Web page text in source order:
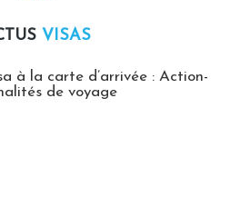
VISAS
à la carte d’arrivée : Action-
de voyage